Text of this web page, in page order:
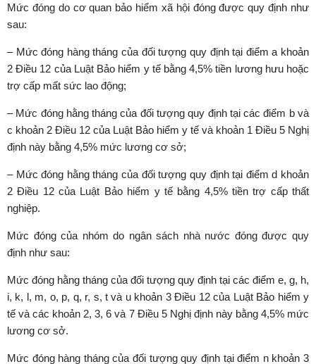
Mức đóng do cơ quan bảo hiểm xã hội đóng được quy định như
sau:
– Mức đóng hàng tháng của đối tượng quy định tại điểm a khoản
2 Điều 12 của Luật Bảo hiểm y tế bằng 4,5% tiền lương hưu hoặc
trợ cấp mất sức lao động;
– Mức đóng hằng tháng của đối tượng quy định tại các điểm b và
c khoản 2 Điều 12 của Luật Bảo hiểm y tế và khoản 1 Điều 5 Nghị
định này bằng 4,5% mức lương cơ sở;
– Mức đóng hằng tháng của đối tượng quy định tại điểm d khoản
2 Điều 12 của Luật Bảo hiểm y tế bằng 4,5% tiền trợ cấp thất
nghiệp.
Mức đóng của nhóm do ngân sách nhà nước đóng được quy
định như sau:
Mức đóng hằng tháng của đối tượng quy định tại các điểm e, g, h,
i, k, l, m, o, p, q, r, s, t và u khoản 3 Điều 12 của Luật Bảo hiểm y
tế và các khoản 2, 3, 6 và 7 Điều 5 Nghị định này bằng 4,5% mức
lương cơ sở.
Mức đóng hàng tháng của đối tượng quy định tại điểm n khoản 3